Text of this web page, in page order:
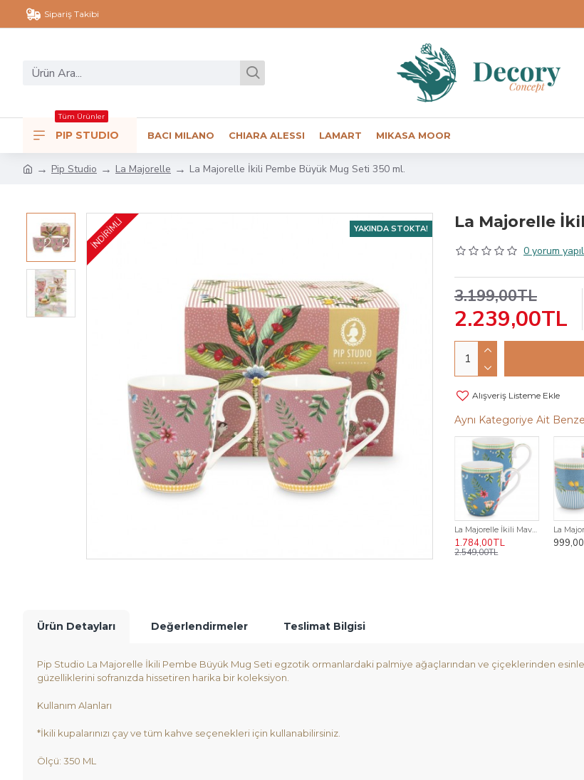
Sipariş Takibi
PIP STUDIO
Tüm Ürünler
BACI MILANO CHIARA ALESSI LAMART MIKASA MOOR
Pip Studio La Majorelle La Majorelle İkili Pembe Büyük Mug Seti 350 ml.
İNDİRİMLİ YAKINDA STOKTA! La Majorelle
0 yorum
2.239,00TL
3.199,00TL
Alışveriş Listeme Ekle
Aynı Kategoriye Ait
La Majorelle İkili Mavi Büyük Mug Seti 350 ml.
1.784,00TL
2.549,00TL
Ürün Detayları Değerlendirmeler Teslimat Bilgisi
Pip Studio La Majorelle İkili Pembe Büyük Mug Seti egzotik ormanlardaki palmiye ağaçlarından ve çiçeklerinden
güzelliklerini sofranızda hissetiren harika bir koleksiyon.
Kullanım Alanları
*İkili kupalarınızı çay ve tüm kahve seçenekleri için kullanabilirsiniz.
Ölçü: 350 ML